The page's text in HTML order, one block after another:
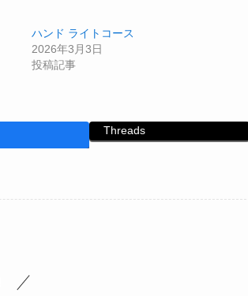
ハンド ライトコース
2026年3月3日
投稿記事
Threads